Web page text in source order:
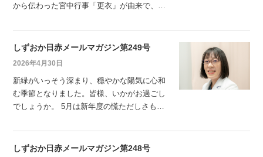
から伝わった宮中行事「更衣」が由来で、多
ングになっているそうです。 これから梅雨
も始まり、夏に向けての準備期間に入りま
は、メールマガジン第250号をお届けいたし
ます。 引
しずおか日赤メールマガジン第249号
2026年4月30日
新緑がいっそう深まり、穏やかな陽気に心和
む季節となりました。皆様、いかがお過ごし
でしょうか。 5月は新年度の慌ただしさもひ
る頃でもあります。 また、「立夏」を迎
え、暦の上では夏の始まりとされる時期でも
しずおか日赤メールマガジン第248号